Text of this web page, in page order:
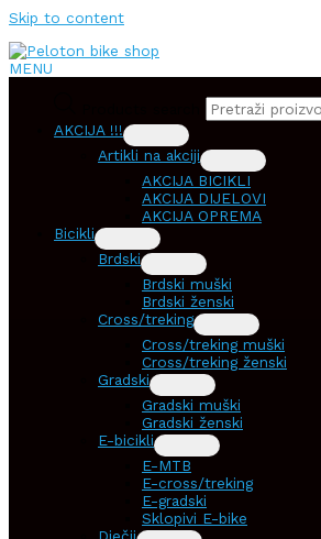
Skip to content
MENU
AKCIJA !!!
Artikli na akciji
AKCIJA BICIKLI
AKCIJA DIJELOVI
AKCIJA OPREMA
Bicikli
Brdski
Brdski muški
Brdski ženski
Cross/treking
Cross/treking muški
Cross/treking ženski
Gradski
Gradski muški
Gradski ženski
E-bicikli
E-MTB
E-cross/treking
E-gradski
Sklopivi E-bike